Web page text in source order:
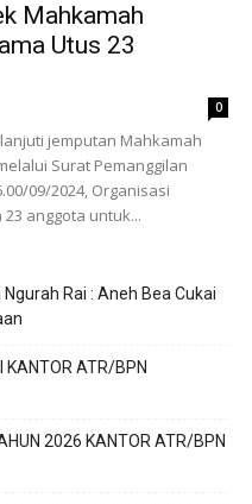
Mahkamah
Utus 23
0
jemputan Mahkamah
Surat Pemanggilan
09/2024, Organisasi
anggota untuk...
Rai : Aneh Bea Cukai
KANTOR ATR/BPN
2026 KANTOR ATR/BPN